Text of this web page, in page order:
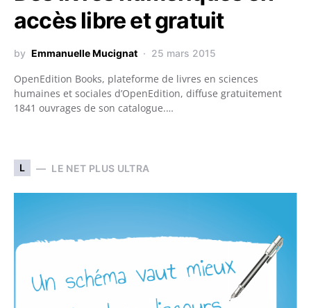
accès libre et gratuit
by Emmanuelle Mucignat 25 mars 2015
OpenEdition Books, plateforme de livres en sciences
humaines et sociales d’OpenEdition, diffuse gratuitement
1841 ouvrages de son catalogue.…
L LE NET PLUS ULTRA